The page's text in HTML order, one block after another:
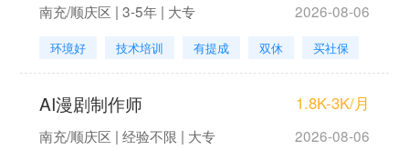
南充/顺庆区 | 3-5年 | 大专 2026-08-06
环境好 技术培训 有提成 双休 买社保
AI漫剧制作师 1.8K-3K/月
南充/顺庆区 | 经验不限 | 大专 2026-08-06